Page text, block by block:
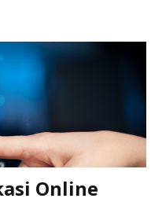
Online